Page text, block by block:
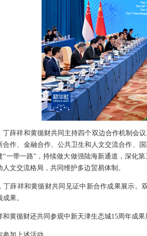
丁薛祥和黄循财共同主持四个双边合作机制会
合作、金融合作、公共卫生和人文交流合作、
“一带一路”，持续做大做强陆海新通道，深化
人文交流格局，共同维护多边贸易体制。
丁薛祥和黄循财共同见证中新合作成果展示。
果。
和黄循财还共同参观中新天津生态城15周年成